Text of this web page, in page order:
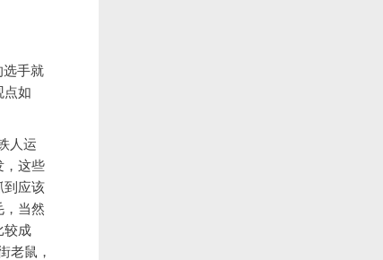
选手就
点如
人运
，这些
到应该
，当然
较成
老鼠，